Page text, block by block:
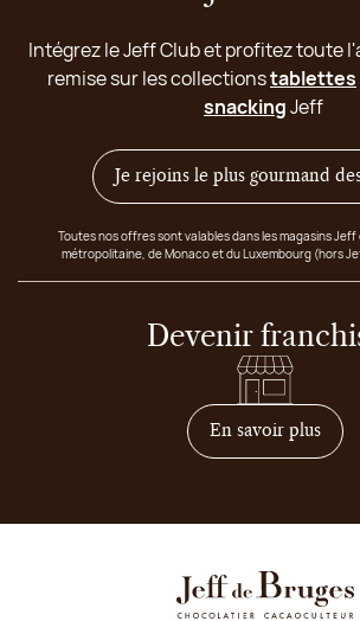
Intégrez le Jeff Club et profitez toute
remise sur les collectionstablettes
snackingJeff
Je rejoins le plus gourmand
Toutes nos offres sont valables dans les magasins
métropolitaine, de Monaco et du Luxembourg (hors
Devenir
En savoir plussur